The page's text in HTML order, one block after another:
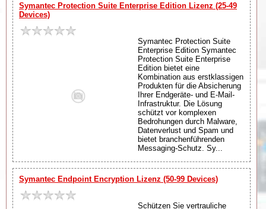
Symantec Protection Suite Enterprise Edition Lizenz (25-49
Devices)
Symantec Protection Suite
Enterprise Edition Symantec
Protection Suite Enterprise
Edition bietet eine
Kombination aus erstklassigen
Produkten für die Absicherung
Ihrer Endgeräte- und E-Mail-
Infrastruktur. Die Lösung
schützt vor komplexen
Bedrohungen durch Malware,
Datenverlust und Spam und
bietet branchenführenden
Messaging-Schutz. Sy...
Symantec Endpoint Encryption Lizenz (50-99 Devices)
Schützen Sie vertrauliche